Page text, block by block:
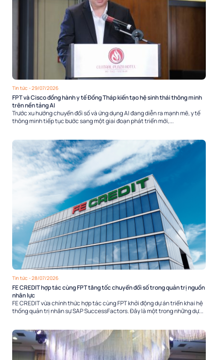
Tin tức - 29/07/2026
FPT và Cisco đồng hành y tế Đồng Tháp kiến tạo hệ sinh thái thông minh
trên nền tảng AI
Trước xu hướng chuyển đổi số và ứng dụng AI đang diễn ra mạnh mẽ, y tế
thông minh tiếp tục bước sang một giai đoạn phát triển mới,...
Tin tức - 28/07/2026
FE CREDIT hợp tác cùng FPT tăng tốc chuyển đổi số trong quản trị nguồn
nhân lực
FE CREDIT vừa chính thức hợp tác cùng FPT khởi động dự án triển khai hệ
thống quản trị nhân sự SAP SuccessFactors. Đây là một trong những dự...